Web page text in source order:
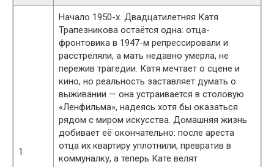
1
Начало 1950-х. Двадцатилетняя Катя
Трапезникова остаётся одна: отца-
фронтовика в 1947-м репрессировали и
расстреляли, а мать недавно умерла, не
пережив трагедии. Катя мечтает о сцене и
кино, но реальность заставляет думать о
выживании — она устраивается в столовую
«Ленфильма», надеясь хотя бы оказаться
рядом с миром искусства. Домашняя жизнь
добивает её окончательно: после ареста
отца их квартиру уплотнили, превратив в
коммуналку, а теперь Кате велят